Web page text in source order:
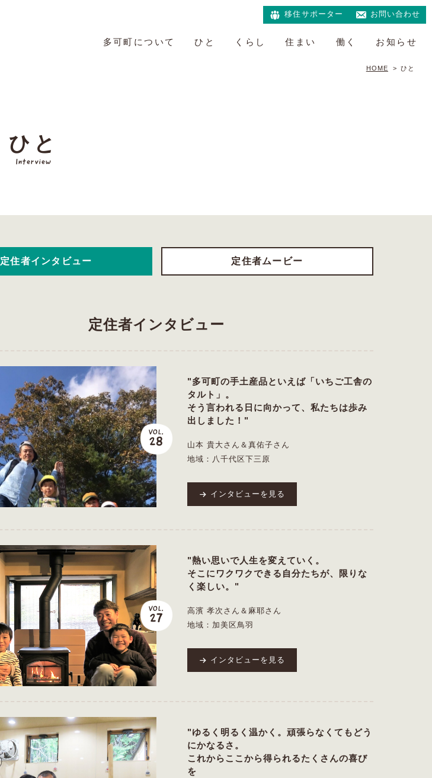
移住サポーター お問い合わせ
多可町について ひと くらし 住まい 働く お知らせ
HOME > ひと
ひと
Interview
定住者インタビュー 定住者ムービー
定住者インタビュー
VOL.
28
"多可町の手土産品といえば「いちご工舎の
タルト」。
そう言われる日に向かって、私たちは歩み
出しました！"
山本 貴大さん＆真佑子さん
地域：八千代区下三原
インタビューを見る
VOL.
27
"熱い思いで人生を変えていく。
そこにワクワクできる自分たちが、限りな
く楽しい。"
高濱 孝次さん＆麻耶さん
地域：加美区鳥羽
インタビューを見る
"ゆるく明るく温かく。頑張らなくてもどう
にかなるさ。
これからここから得られるたくさんの喜び
を